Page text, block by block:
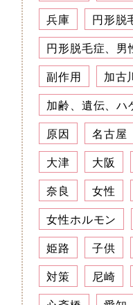
兵庫
円形脱
円形脱毛症、男
副作用
加古
加齢、遺伝、ハ
原因
名古屋
大津
大阪
奈良
女性
女性ホルモン
姫路
子供
対策
尼崎